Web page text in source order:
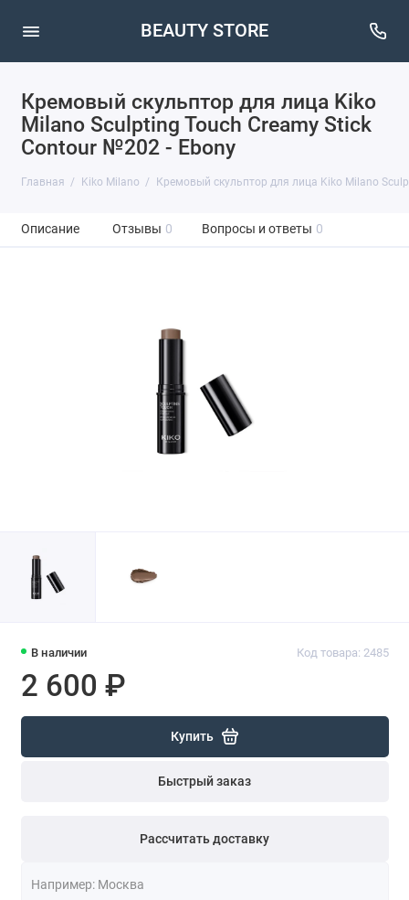
BEAUTY STORE
Кремовый скульптор для лица Kiko
Milano Sculpting Touch Creamy Stick
Contour №202 - Ebony
Главная Kiko Milano Кремовый скульптор для лица Kiko Milano
Описание Отзывы 0 Вопросы и ответы 0
В наличии Код товара: 2485
2 600 ₽
Купить
Быстрый заказ
Рассчитать доставку